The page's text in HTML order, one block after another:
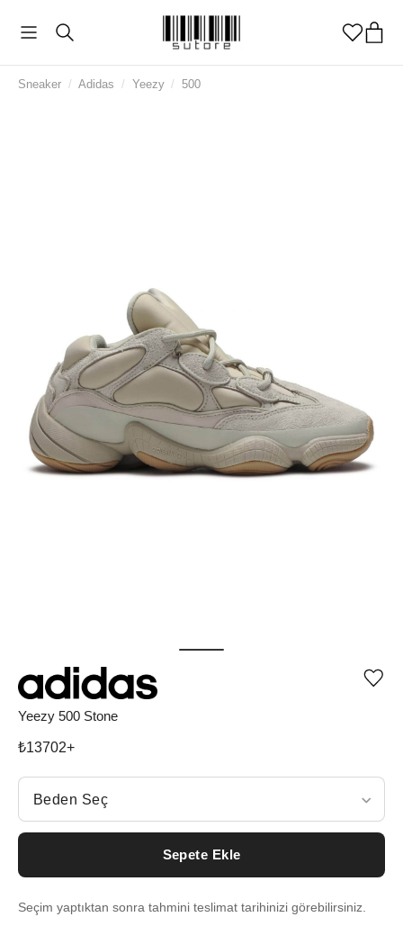
Sneaker / Adidas / Yeezy / 500
Yeezy 500 Stone
₺13702+
Beden Seç
Beden Seç
Sepete Ekle
Seçim yaptıktan sonra tahmini teslimat tarihinizi görebilirsiniz.